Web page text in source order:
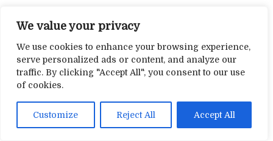
We value your privacy
We use cookies to enhance your browsing experience,
serve personalized ads or content, and analyze our
traffic. By clicking "Accept All", you consent to our use
of cookies.
Customize Reject All Accept All